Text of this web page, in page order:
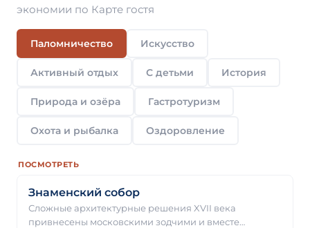
экономии по Карте гостя
Паломничество Искусство
Активный отдых С детьми История
Природа и озёра Гастротуризм
Охота и рыбалка Оздоровление
ПОСМОТРЕТЬ
Знаменский собор
Сложные архитектурные решения XVII века
привнесены московскими зодчими и вместе…